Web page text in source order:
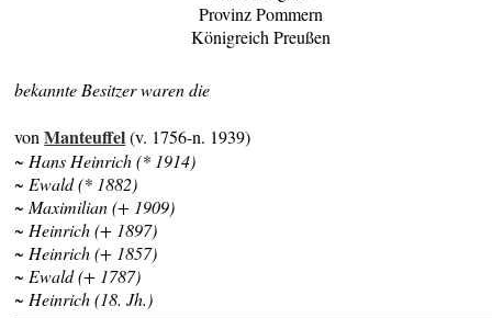
Provinz Pommern
Königreich Preußen
bekannte Besitzer waren die
vonManteuffel(v. 1756-n. 1939)
~ Hans Heinrich (* 1914)
~ Ewald (* 1882)
~ Maximilian (+ 1909)
~ Heinrich (+ 1897)
~ Heinrich (+ 1857)
~ Ewald (+ 1787)
~ Heinrich (18. Jh.)